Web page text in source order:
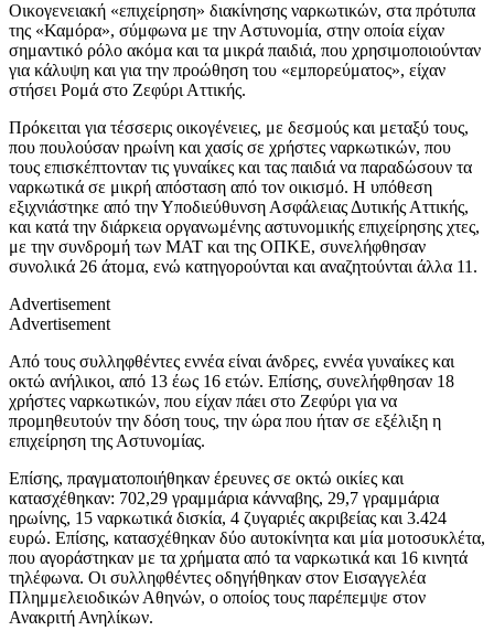
Οικογενειακή «επιχείρηση» διακίνησης ναρκωτικών, στα πρότυπα
της «Καμόρα», σύμφωνα με την Αστυνομία, στην οποία είχαν
σημαντικό ρόλο ακόμα και τα μικρά παιδιά, που χρησιμοποιούνταν
για κάλυψη και για την προώθηση του «εμπορεύματος», είχαν
στήσει Ρομά στο Ζεφύρι Αττικής.
Πρόκειται για τέσσερις οικογένειες, με δεσμούς και μεταξύ τους,
που πουλούσαν ηρωίνη και χασίς σε χρήστες ναρκωτικών, που
τους επισκέπτονταν τις γυναίκες και τας παιδιά να παραδώσουν τα
ναρκωτικά σε μικρή απόσταση από τον οικισμό. Η υπόθεση
εξιχνιάστηκε από την Υποδιεύθυνση Ασφάλειας Δυτικής Αττικής,
και κατά την διάρκεια οργανωμένης αστυνομικής επιχείρησης χτες,
με την συνδρομή των ΜΑΤ και της ΟΠΚΕ, συνελήφθησαν
συνολικά 26 άτομα, ενώ κατηγορούνται και αναζητούνται άλλα 11.
Advertisement
Advertisement
Από τους συλληφθέντες εννέα είναι άνδρες, εννέα γυναίκες και
οκτώ ανήλικοι, από 13 έως 16 ετών. Επίσης, συνελήφθησαν 18
χρήστες ναρκωτικών, που είχαν πάει στο Ζεφύρι για να
προμηθευτούν την δόση τους, την ώρα που ήταν σε εξέλιξη η
επιχείρηση της Αστυνομίας.
Επίσης, πραγματοποιήθηκαν έρευνες σε οκτώ οικίες και
κατασχέθηκαν: 702,29 γραμμάρια κάνναβης, 29,7 γραμμάρια
ηρωίνης, 15 ναρκωτικά δισκία, 4 ζυγαριές ακριβείας και 3.424
ευρώ. Επίσης, κατασχέθηκαν δύο αυτοκίνητα και μία μοτοσυκλέτα,
που αγοράστηκαν με τα χρήματα από τα ναρκωτικά και 16 κινητά
τηλέφωνα. Οι συλληφθέντες οδηγήθηκαν στον Εισαγγελέα
Πλημμελειοδικών Αθηνών, ο οποίος τους παρέπεμψε στον
Ανακριτή Ανηλίκων.